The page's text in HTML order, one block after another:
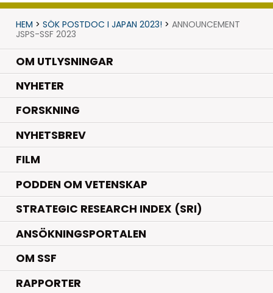
HEM > SÖK POSTDOC I JAPAN 2023! > ANNOUNCEMENT
JSPS-SSF 2023
OM UTLYSNINGAR
NYHETER.
FORSKNING.
NYHETSBREV
FILM
PODDEN OM VETENSKAP
STRATEGIC RESEARCH INDEX (SRI)
ANSÖKNINGSPORTALEN
OM SSF
RAPPORTER